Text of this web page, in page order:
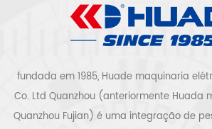
fundada em 1985, Huade maquinaria
Co. Ltd Quanzhou (anteriormente Huada
Quanzhou Fujian) é uma integração de